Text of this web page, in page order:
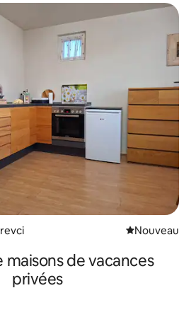
Nouvel
Nouveau
maisons de vacances
privées